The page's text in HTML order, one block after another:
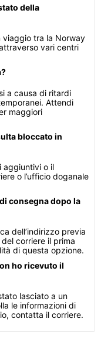
della
viaggio tra la Norway
vari centri
a causa di ritardi
Attendi
maggiori
bloccato in
aggiuntivi o il
o l’ufficio doganale
consegna dopo la
dell’indirizzo previa
corriere il prima
di questa opzione.
ho ricevuto il
lasciato a un
le informazioni di
contatta il corriere.